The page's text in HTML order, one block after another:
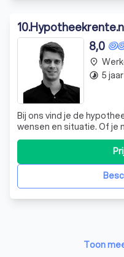
10.
8,0
Bij ons vind je de
wensen en situatie. Of je
doorstroomt naar een
verduurzamen met een
staan voor je klaar. We
deskundig advies over de
place
timelapse 5
Toon